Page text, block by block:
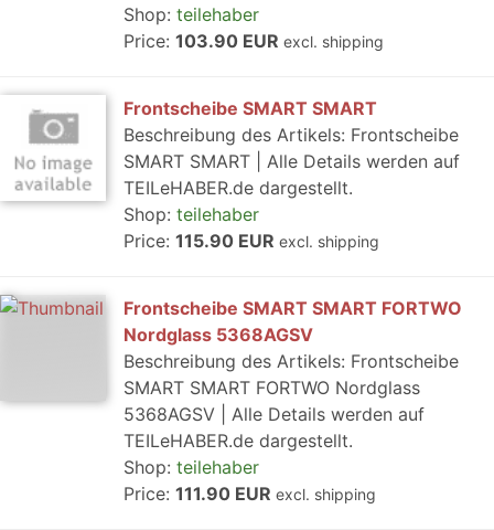
Shop: teilehaber
Price: 103.90 EUR excl. shipping
Frontscheibe SMART SMART
Beschreibung des Artikels: Frontscheibe
SMART SMART | Alle Details werden auf
TEILeHABER.de dargestellt.
Shop: teilehaber
Price: 115.90 EUR excl. shipping
Frontscheibe SMART SMART FORTWO
Nordglass 5368AGSV
Beschreibung des Artikels: Frontscheibe
SMART SMART FORTWO Nordglass
5368AGSV | Alle Details werden auf
TEILeHABER.de dargestellt.
Shop: teilehaber
Price: 111.90 EUR excl. shipping